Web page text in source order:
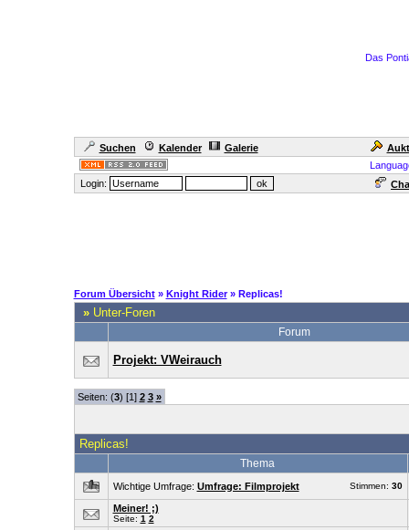
Das
Suchen Kalender Galerie
Login:
Forum Übersicht » Knight Rider » Replicas!
»Unter-Foren
Forum
Projekt: VWeirauch
Seiten: (3) [1] 2 3 »
Replicas!
Thema
Stimmen: 30
Wichtige Umfrage: Umfrage: Filmprojekt
Meiner! ;)
Seite: 1 2